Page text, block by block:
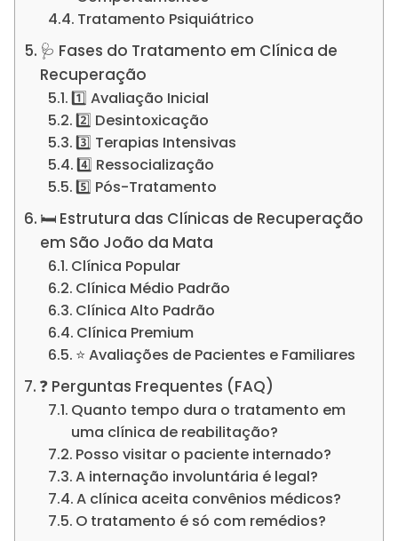
Tratamento Psiquiátrico
🩺 Fases do Tratamento em Clínica de
Recuperação
1️⃣ Avaliação Inicial
2️⃣ Desintoxicação
3️⃣ Terapias Intensivas
4️⃣ Ressocialização
5️⃣ Pós-Tratamento
🛏️ Estrutura das Clínicas de Recuperação
em São João da Mata
Clínica Popular
Clínica Médio Padrão
Clínica Alto Padrão
Clínica Premium
⭐ Avaliações de Pacientes e Familiares
❓ Perguntas Frequentes (FAQ)
Quanto tempo dura o tratamento em
uma clínica de reabilitação?
Posso visitar o paciente internado?
A internação involuntária é legal?
A clínica aceita convênios médicos?
O tratamento é só com remédios?